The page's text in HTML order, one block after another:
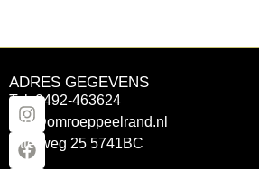
ADRES GEGEVENS
Tel: 0492-463624
info@omroeppeelrand.nl
Otterweg 25 5741BC